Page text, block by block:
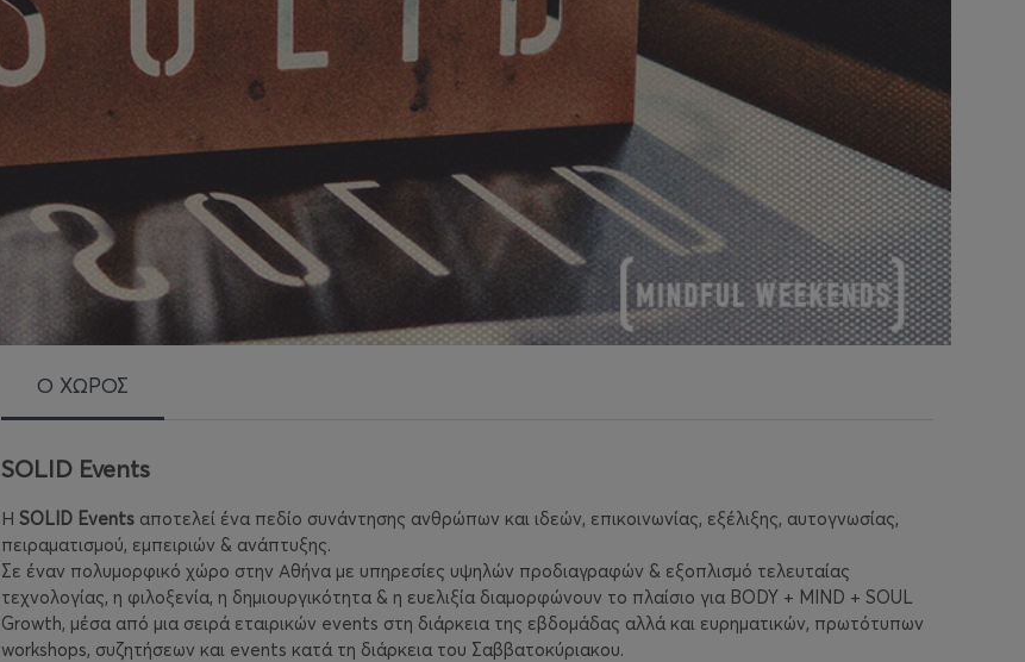
Ο ΧΩΡΟΣ
SOLID Events
Η SOLID Eventsαποτελεί ένα πεδίο συνάντησης ανθρώπων και ιδεών, επικοινωνίας, εξέλιξης, αυτογνωσίας,
πειραματισμού, εμπειριών & ανάπτυξης.
Σε έναν πολυμορφικό χώρο στην Αθήνα με υπηρεσίες υψηλών προδιαγραφών & εξοπλισμό τελευταίας
τεχνολογίας, η φιλοξενία, η δημιουργικότητα & η ευελιξία διαμορφώνουν το πλαίσιο για BODY + MIND + SOUL
Growth, μέσα από μια σειρά εταιρικών events στη διάρκεια της εβδομάδας αλλά και ευρηματικών, πρωτότυπων
workshops, συζητήσεων και events κατά τη διάρκεια του Σαββατοκύριακου.